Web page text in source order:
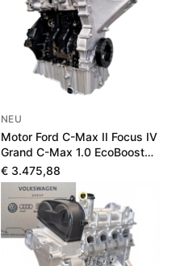
NEU
Motor Ford C-Max II Focus IV
Grand C-Max 1.0 EcoBoost
J1DG6006AA
€ 3.475,88